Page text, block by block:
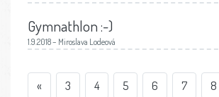
Gymnathlon :-)
1.9.2018 – Miroslava Lodeová
« 3 4 5 6 7 8